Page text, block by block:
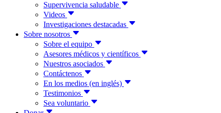
Supervivencia saludable
Videos
Investigaciones destacadas
Sobre nosotros
Sobre el equipo
Asesores médicos y científicos
Nuestros asociados
Contáctenos
En los medios (en inglés)
Testimonios
Sea voluntario